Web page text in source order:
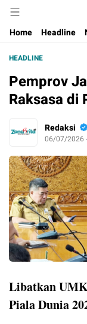
Home
Headline
HEADLINE
Pemprov
Raksasa di
Redaksi
06/07/2026
Libatkan
Piala Dunia